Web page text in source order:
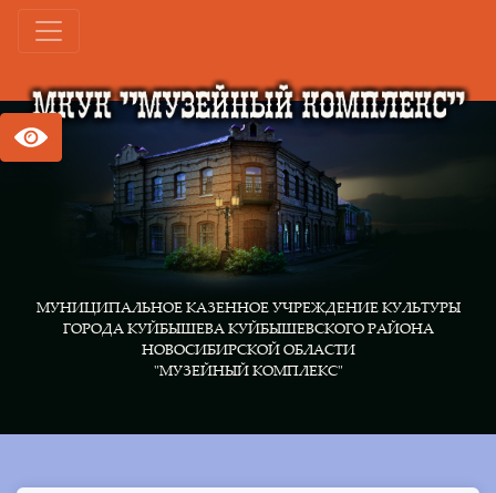
МУНИЦИПАЛЬНОЕ КАЗЕННОЕ УЧРЕЖДЕНИЕ КУЛЬТУРЫ
ГОРОДА КУЙБЫШЕВА КУЙБЫШЕВСКОГО РАЙОНА
НОВОСИБИРСКОЙ ОБЛАСТИ
"МУЗЕЙНЫЙ КОМПЛЕКС"